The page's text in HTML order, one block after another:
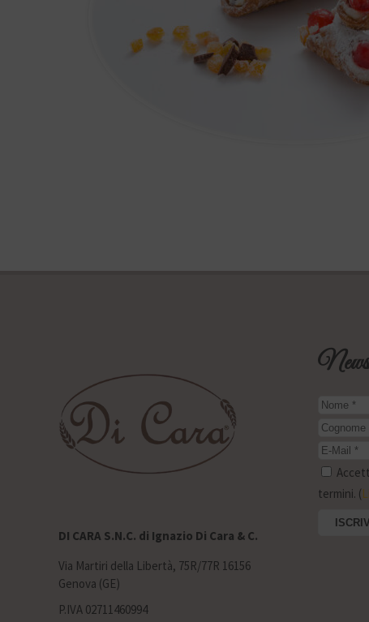
DI CARA S.N.C. di Ignazio Di Cara & C.
Via Martiri della Libertà, 75R/77R 16156
Genova (GE)
P.IVA 02711460994
termini. (